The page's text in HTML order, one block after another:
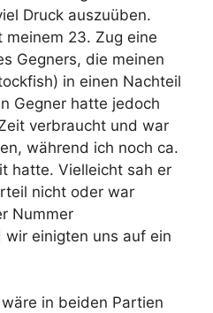
Druck auszuüben.
23. Zug eine
Gegners, die meinen
in einen Nachteil
Gegner hatte jedoch
verbraucht und war
während ich noch ca.
hatte. Vielleicht sah er
nicht oder war
Nummer
wir einigten uns auf ein
in beiden Partien